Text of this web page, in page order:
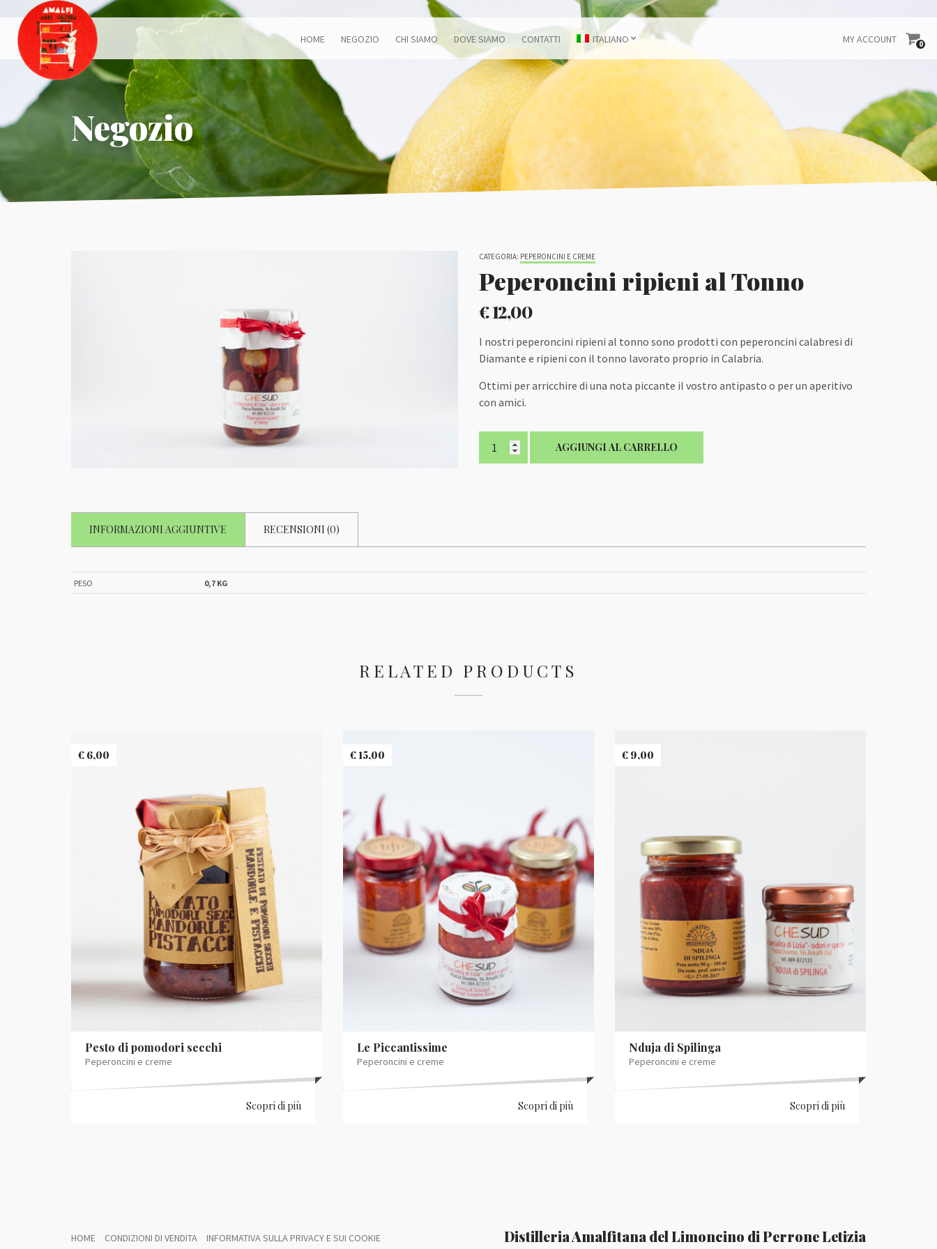
HOME NEGOZIO CHI SIAMO DOVE SIAMO CONTATTI ITALIANO MY ACCOUNT 0
Negozio
CATEGORIA: PEPERONCINI E CREME
Peperoncini ripieni al Tonno
€12,00
I nostri peperoncini ripieni al tonno sono prodotti con peperoncini calabresi di
Diamante e ripieni con il tonno lavorato proprio in Calabria.
Ottimi per arricchire di una nota piccante il vostro antipasto o per un aperitivo
con amici.
Peperoncini
ripieni
AGGIUNGI AL CARRELLO
INFORMAZIONI AGGIUNTIVE RECENSIONI (0)
PESO 0,7 KG
RELATED PRODUCTS
€ 6,00
Pesto di pomodori secchi
Peperoncini e creme
Scopri di più
€15,00
Le Piccantissime
Peperoncini e creme
Scopri di più
€ 9,00
Nduja di Spilinga
Peperoncini e creme
Scopri di più
HOME CONDIZIONI DI VENDITA INFORMATIVA SULLA PRIVACY E SUI COOKIE
Distilleria Amalfitana del Limoncino di Perrone Letizia